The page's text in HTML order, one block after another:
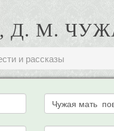
Д. М.
и рассказы